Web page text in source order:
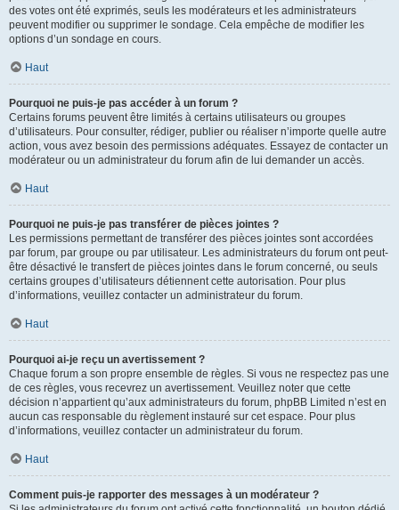
des votes ont été exprimés, seuls les modérateurs et les administrateurs
peuvent modifier ou supprimer le sondage. Cela empêche de modifier les
options d’un sondage en cours.
Haut
Pourquoi ne puis-je pas accéder à un forum ?
Certains forums peuvent être limités à certains utilisateurs ou groupes
d’utilisateurs. Pour consulter, rédiger, publier ou réaliser n’importe quelle autre
action, vous avez besoin des permissions adéquates. Essayez de contacter un
modérateur ou un administrateur du forum afin de lui demander un accès.
Haut
Pourquoi ne puis-je pas transférer de pièces jointes ?
Les permissions permettant de transférer des pièces jointes sont accordées
par forum, par groupe ou par utilisateur. Les administrateurs du forum ont peut-
être désactivé le transfert de pièces jointes dans le forum concerné, ou seuls
certains groupes d’utilisateurs détiennent cette autorisation. Pour plus
d’informations, veuillez contacter un administrateur du forum.
Haut
Pourquoi ai-je reçu un avertissement ?
Chaque forum a son propre ensemble de règles. Si vous ne respectez pas une
de ces règles, vous recevrez un avertissement. Veuillez noter que cette
décision n’appartient qu’aux administrateurs du forum, phpBB Limited n’est en
aucun cas responsable du règlement instauré sur cet espace. Pour plus
d’informations, veuillez contacter un administrateur du forum.
Haut
Comment puis-je rapporter des messages à un modérateur ?